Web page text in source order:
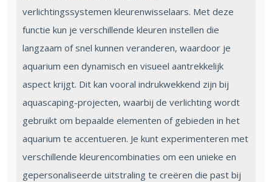
verlichtingssystemen kleurenwisselaars. Met deze
functie kun je verschillende kleuren instellen die
langzaam of snel kunnen veranderen, waardoor je
aquarium een dynamisch en visueel aantrekkelijk
aspect krijgt. Dit kan vooral indrukwekkend zijn bij
aquascaping-projecten, waarbij de verlichting wordt
gebruikt om bepaalde elementen of gebieden in het
aquarium te accentueren. Je kunt experimenteren met
verschillende kleurencombinaties om een unieke en
gepersonaliseerde uitstraling te creëren die past bij